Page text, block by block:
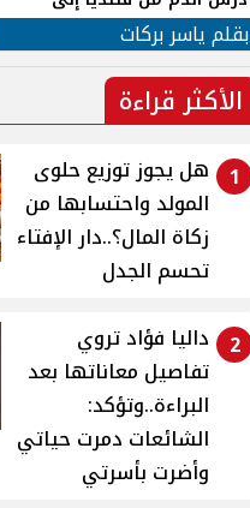
جنوب لبنان
بقلم ياسر بركات
الأكثر قراءة
1
هل يجوز توزيع حلوى
المولد واحتسابها من
زكاة المال؟..دار الإفتاء
تحسم الجدل
2
داليا فؤاد تروي
تفاصيل معاناتها بعد
البراءة..وتؤكد:
الشائعات دمرت حياتي
وأضرت بأسرتي